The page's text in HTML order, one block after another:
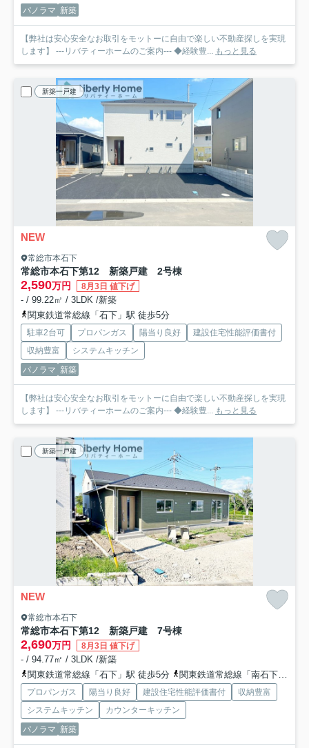
パノラマ 新築
【弊社は安心安全なお取引をモットーに自由で楽しい不動産探しを実現
します】 ---リバティーホームのご案内--- ◆経験豊... もっと見る
新築一戸建
NEW
常総市本石下
常総市本石下第12 新築戸建 2号棟
2,590万円 8月3日 値下げ
- / 99.22㎡ / 3LDK /新築
関東鉄道常総線「石下」駅 徒歩5分
駐車2台可 プロパンガス 陽当り良好
建設住宅性能評価書付
収納豊富
システムキッチン
パノラマ 新築
【弊社は安心安全なお取引をモットーに自由で楽しい不動産探しを実現
します】 ---リバティーホームのご案内--- ◆経験豊... もっと見る
新築一戸建
NEW
常総市本石下
常総市本石下第12 新築戸建 7号棟
2,690万円 8月3日 値下げ
- / 94.77㎡ / 3LDK /新築
関東鉄道常総線「石下」駅 徒歩5分
関東鉄道常総線「南石下」駅 徒歩24分
プロパンガス 陽当り良好 建設住宅性能評価書付
収納豊富
システムキッチン
カウンターキッチン
パノラマ 新築